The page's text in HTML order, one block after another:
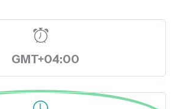
GMT+04:00